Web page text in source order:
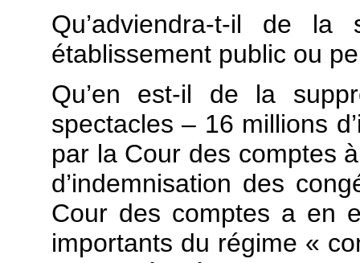
Qu’adviendra-t-il de
établissement public ou
Qu’en est-il de la
spectacles – 16 millions
par la Cour des comptes
d’indemnisation des
Cour des comptes a en
importants du régime «